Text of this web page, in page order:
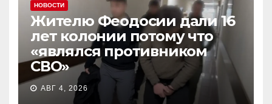
НОВОСТИ
Жителю Феодосии дали 16
лет колонии потому что
«являлся противником
СВО»
АВГ 4, 2026